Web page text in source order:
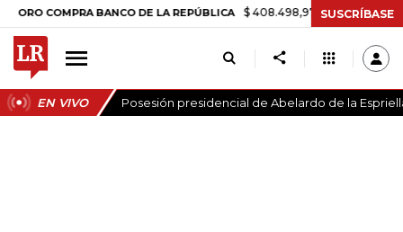
BANCO DE LA REPÚBLICA $ 408.498,97 +$ 8.753,81 +2,19%
SUSCRÍBASE
EN VIVO Posesión presidencial de Abelardo de la